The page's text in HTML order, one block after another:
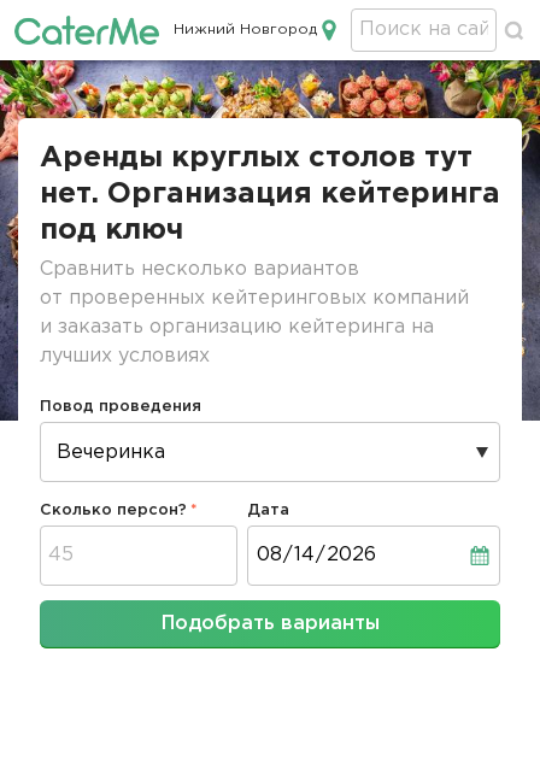
Кейтеринг в Нижнем Новгороде
Нижний Новгород
Строка
Аренды круглых столов тут
нет. Организация кейтеринга
под ключ
Сравнить несколько вариантов
от проверенных кейтеринговых компаний
и заказать организацию кейтеринга на
лучших условиях
Повод проведения
Сколько персон? Дата
Подобрать варианты